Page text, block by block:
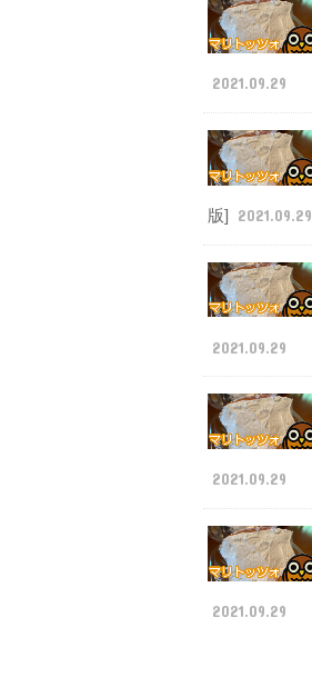
2021.09.29
版]
2021.09.29
2021.09.29
2021.09.29
2021.09.29